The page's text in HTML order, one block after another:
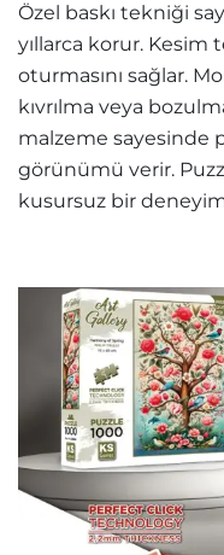
Özel baskı tekniği
yıllarca korur. Kesim
oturmasını sağlar.
kıvrılma veya
malzeme sayesinde
görünümü verir.
kusursuz bir